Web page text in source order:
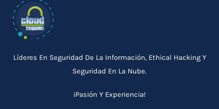
Líderes En Seguridad De La Información, Ethical Hacking Y
Seguridad En La Nube.
¡Pasión Y Experiencia!